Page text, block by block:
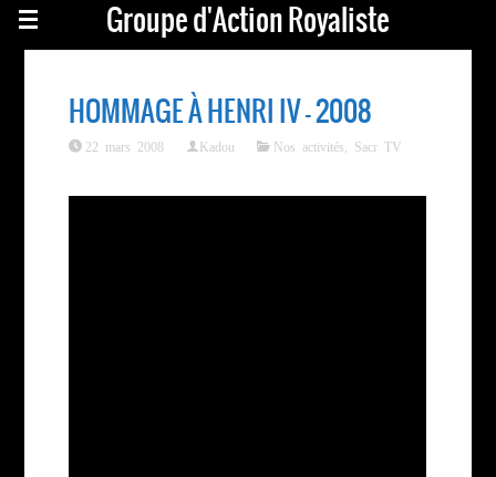
Groupe d'Action Royaliste
HOMMAGE À HENRI IV – 2008
22 mars 2008 Kadou Nos activités Sacr TV